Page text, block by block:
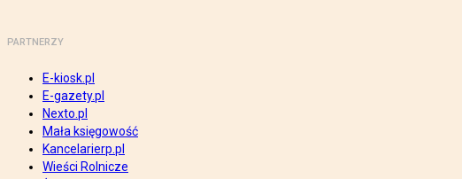
PARTNERZY
E-kiosk.pl
E-gazety.pl
Nexto.pl
Mała księgowość
Kancelarierp.pl
Wieści Rolnicze